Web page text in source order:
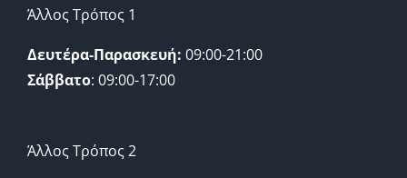
Άλλος Τρόπος 1
Δευτέρα-Παρασκευή: 09:00-21:00
Σάββατο: 09:00-17:00
Άλλος Τρόπος 2